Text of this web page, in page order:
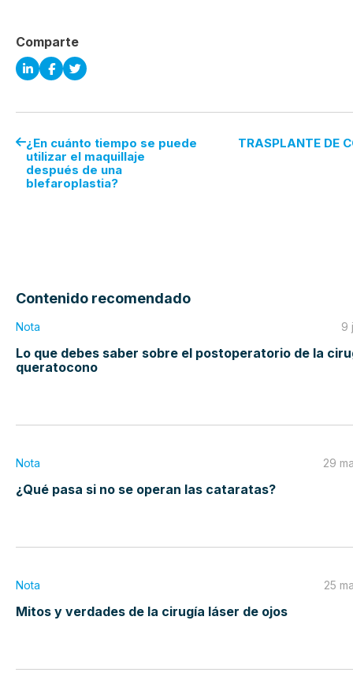
Comparte
¿En cuánto tiempo se puede
utilizar el maquillaje
después de una
blefaroplastia?
TRASPLANTE DE
Contenido recomendado
Nota 9
Lo que debes saber sobre el postoperatorio de la
queratocono
Nota 29
¿Qué pasa si no se operan las cataratas?
Nota 25
Mitos y verdades de la cirugía láser de ojos